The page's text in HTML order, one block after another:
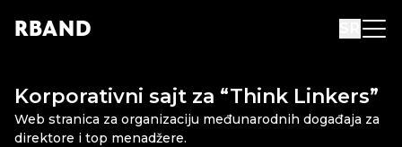
RBAND
Korporativni sajt za “Think Linkers”
Web stranica za organizaciju međunarodnih događaja za
direktore i top menadžere.